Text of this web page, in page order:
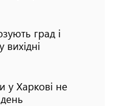
град і
у Харкові не